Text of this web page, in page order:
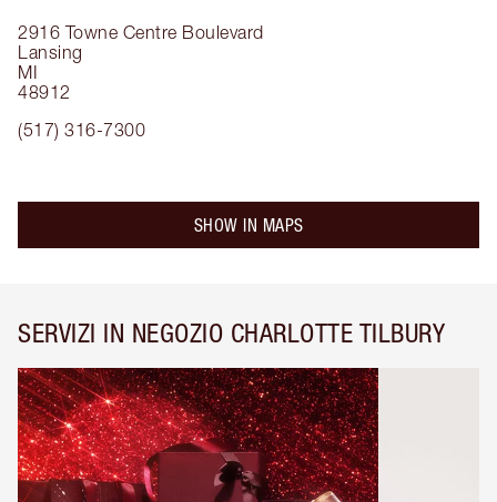
2916 Towne Centre Boulevard
Lansing
MI
48912
(517) 316-7300
SHOW IN MAPS
SERVIZI IN NEGOZIO CHARLOTTE TILBURY